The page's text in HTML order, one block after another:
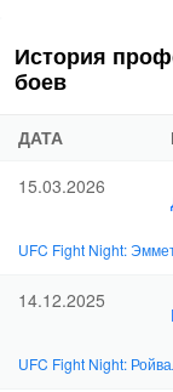
История
боев
ДАТА
15.03.2026
UFC Fight Night:
14.12.2025
UFC Fight Night: